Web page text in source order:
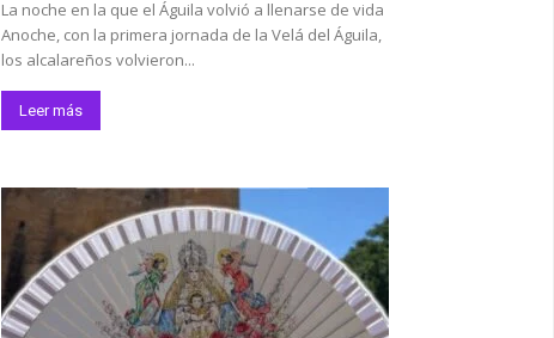
La noche en la que el Águila volvió a llenarse de vida
Anoche, con la primera jornada de la Velá del Águila,
los alcalareños volvieron...
Leer más